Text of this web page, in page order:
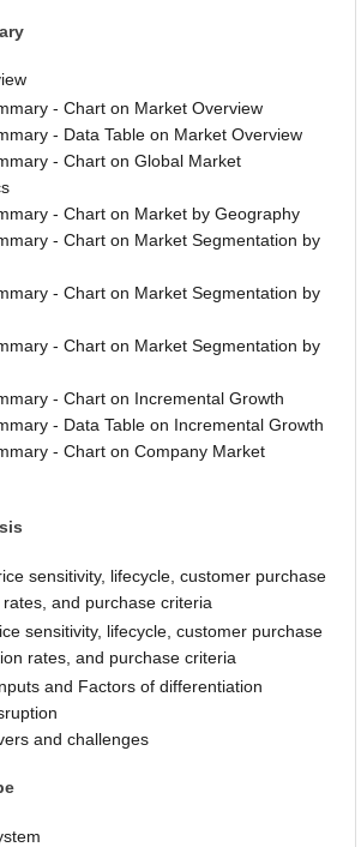
- Chart on Market Overview
- Data Table on Market Overview
- Chart on Global Market
- Chart on Market by Geography
- Chart on Market Segmentation by
- Chart on Market Segmentation by
- Chart on Market Segmentation by
- Chart on Incremental Growth
- Data Table on Incremental Growth
- Chart on Company Market
sensitivity, lifecycle, customer purchase
and purchase criteria
sensitivity, lifecycle, customer purchase
rates, and purchase criteria
and Factors of differentiation
and challenges